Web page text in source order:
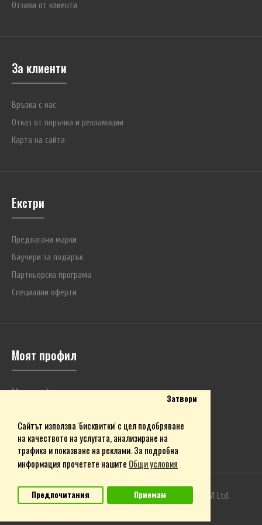
Сайтът използва 'бисквитки' с цел подобряване
на качеството на услугата, анализиране на
трафика и показване на реклами. За подробна
информация прочетете нашите Общи условия
Затвори
Предпочитания Приемам
Показаните на снимките акумулатори присъстват единствено с
Отзиви от клиенти
За клиенти
Връзка с нас
Отказ от поръчка и рекламации
Карта на сайта
Екстри
Предлагани марки
Ваучери за подарък
Партньорска програма
Специални оферти
Моят профил
Моят профил
Любими продукти
Бюлетин
Магазин DC Power ©2009-2026. Собственост на
BVI Ltd.